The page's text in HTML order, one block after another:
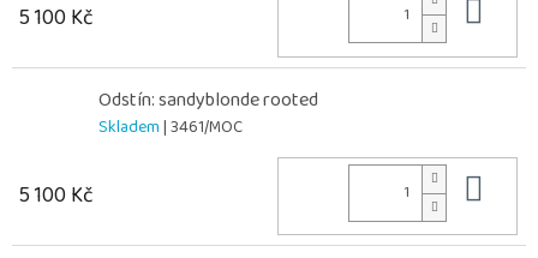
5 100 Kč
Odstín: sandyblonde rooted
Skladem| 3461/MOC
5 100 Kč